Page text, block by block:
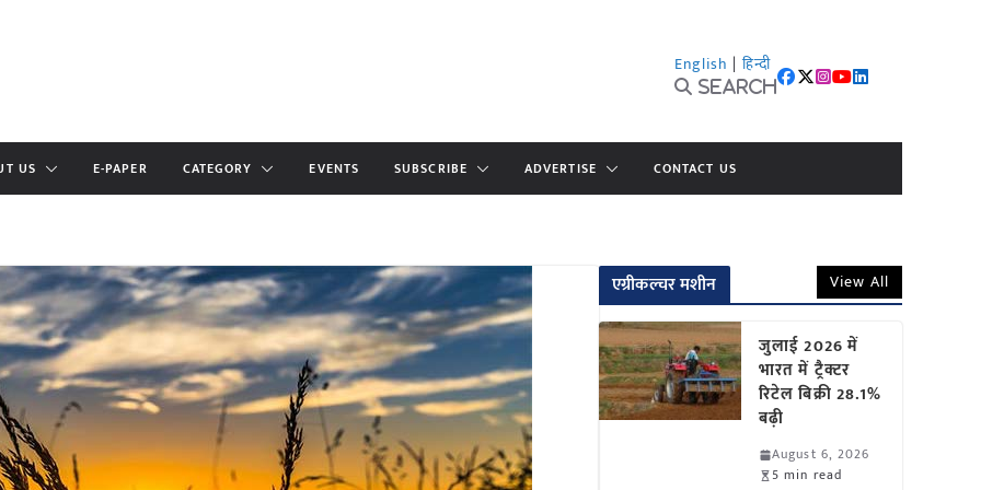
English | हिन्दी
Search
US E-PAPER CATEGORY EVENTS SUBSCRIBE ADVERTISE CONTACT US
एग्रीकल्चर मशीन View All
जुलाई 2026 में
भारत में ट्रैक्टर
रिटेल बिक्री 28.1%
बढ़ी
August 6, 2026
5 min read